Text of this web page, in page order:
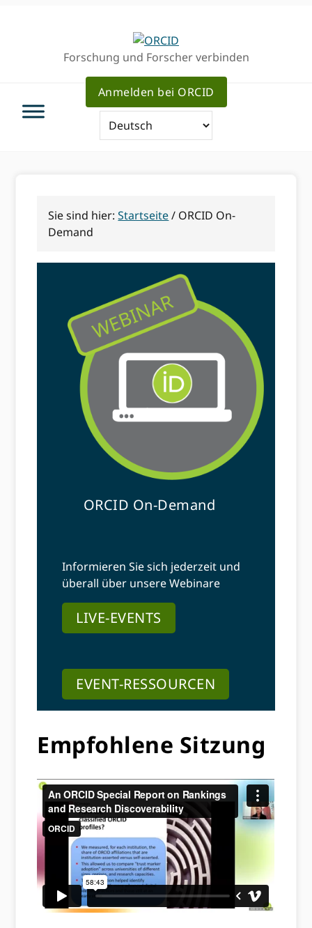
Forschung und Forscher verbinden
Anmelden bei ORCID
Sie sind hier:Startseite/ ORCID On-
Demand
ORCID On-Demand
Informieren Sie sich jederzeit und
überall über unsere Webinare
LIVE-EVENTS
EVENT-RESSOURCEN
Empfohlene Sitzung